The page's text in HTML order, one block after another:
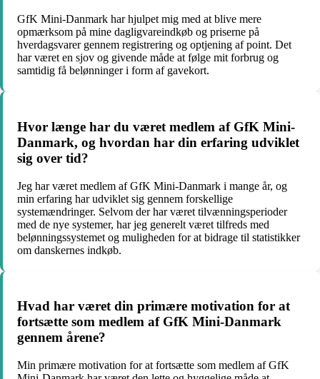
GfK Mini-Danmark har hjulpet mig med at blive mere
opmærksom på mine dagligvareindkøb og priserne på
hverdagsvarer gennem registrering og optjening af point. Det
har været en sjov og givende måde at følge mit forbrug og
samtidig få belønninger i form af gavekort.
Hvor længe har du været medlem af GfK Mini-
Danmark, og hvordan har din erfaring udviklet
sig over tid?
Jeg har været medlem af GfK Mini-Danmark i mange år, og
min erfaring har udviklet sig gennem forskellige
systemændringer. Selvom der har været tilvænningsperioder
med de nye systemer, har jeg generelt været tilfreds med
belønningssystemet og muligheden for at bidrage til statistikker
om danskernes indkøb.
Hvad har været din primære motivation for at
fortsætte som medlem af GfK Mini-Danmark
gennem årene?
Min primære motivation for at fortsætte som medlem af GfK